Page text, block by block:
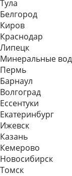
Тула
Белгород
Киров
Краснодар
Липецк
Минеральные
Пермь
Барнаул
Волгоград
Еcсентуки
Екатеринбург
Ижевск
Казань
Кемерово
Новосибирск
Томск